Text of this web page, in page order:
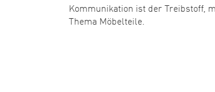
Kommunikation ist der Treibstoff,
Thema Möbelteile.